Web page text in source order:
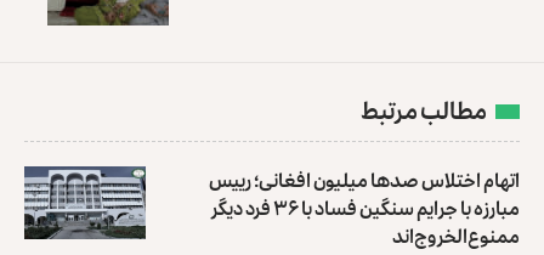
مطالب مرتبط
اتهام اختلاس صدها میلیون افغانی؛ رییس
مبارزه با جرایم سنگین فساد با ۳۶ فرد دیگر
ممنوع‌الخروج‌اند